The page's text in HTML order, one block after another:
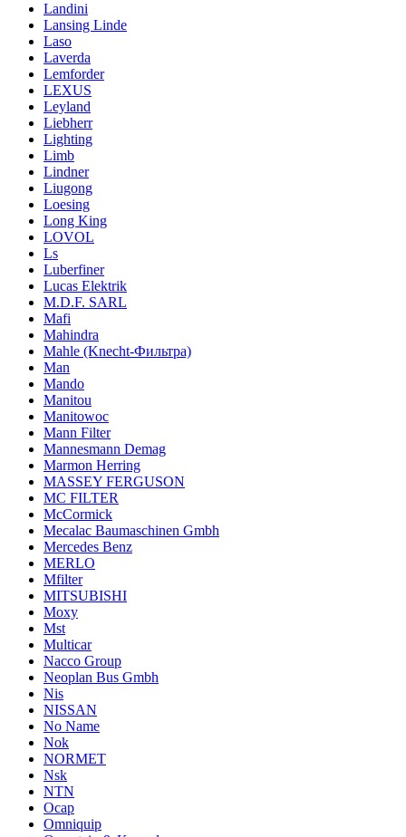
Landini
Lansing Linde
Laso
Laverda
Lemforder
LEXUS
Leyland
Liebherr
Lighting
Limb
Lindner
Liugong
Loesing
Long King
LOVOL
Ls
Luberfiner
Lucas Elektrik
M.D.F. SARL
Mafi
Mahindra
Mahle (Knecht-Фильтра)
Man
Mando
Manitou
Manitowoc
Mann Filter
Mannesmann Demag
Marmon Herring
MASSEY FERGUSON
MC FILTER
McCormick
Mecalac Baumaschinen Gmbh
Mercedes Benz
MERLO
Mfilter
MITSUBISHI
Moxy
Mst
Multicar
Nacco Group
Neoplan Bus Gmbh
Nis
NISSAN
No Name
Nok
NORMET
Nsk
NTN
Ocap
Omniquip